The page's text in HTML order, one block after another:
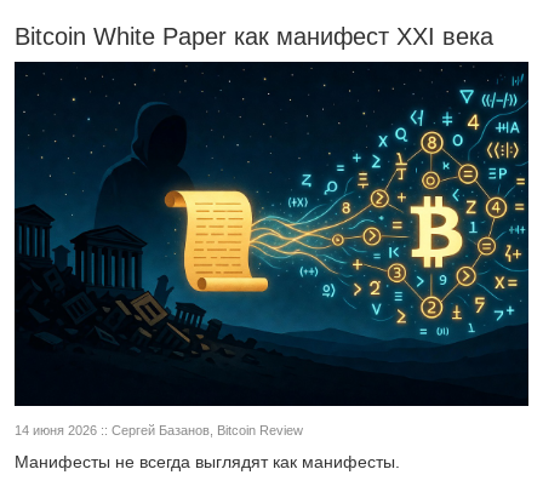
Bitcoin White Paper как манифест XXI века
14 июня 2026 :: Сергей Базанов, Bitcoin Review
Манифесты не всегда выглядят как манифесты.